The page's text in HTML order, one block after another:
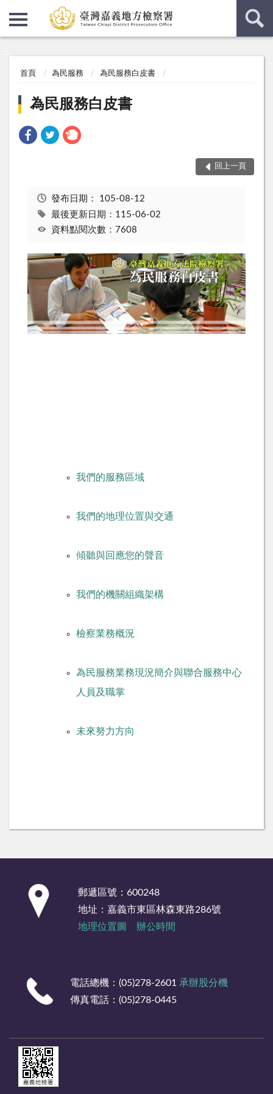
首頁 為民服務 為民服務白皮書
為民服務白皮書
回上一頁
發布日期： 105-08-12
最後更新日期：115-06-02
資料點閱次數：7608
我們的服務區域
我們的地理位置與交通
傾聽與回應您的聲音
我們的機關組織架構
檢察業務概況
為民服務業務現況簡介與聯合服務中心
人員及職掌
未來努力方向
郵遞區號：600248
地址：嘉義市東區林森東路286號
地理位置圖
辦公時間
電話總機：(05)278-2601 承辦股分機
傳真電話：(05)278-0445